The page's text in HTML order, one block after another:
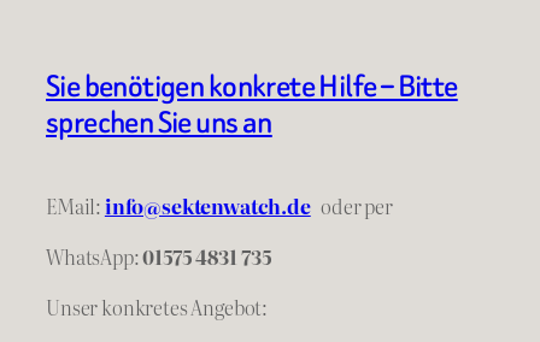
Sie benötigen konkrete Hilfe – Bitte
sprechen Sie uns an
EMail:info@sektenwatch.de oderper
WhatsApp:01575 4831 735
Unser konkretes Angebot: